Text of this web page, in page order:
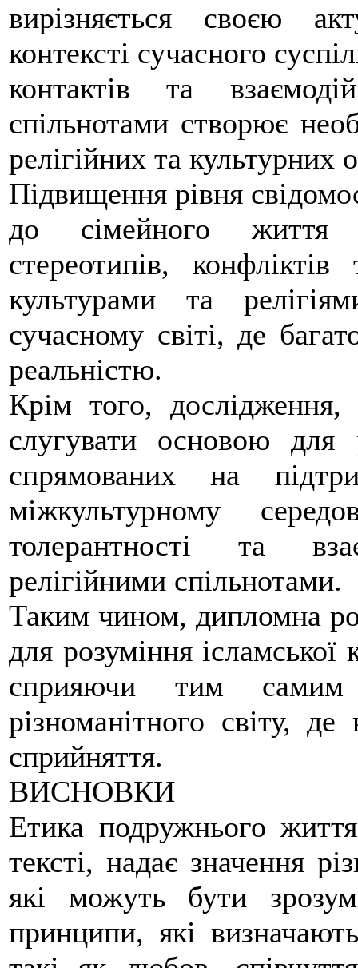
вирізняється своєю
контексті сучасного
контактів та
спільнотами створює
релігійних та культурних
Підвищення рівня
до сімейного
стереотипів,
культурами та
сучасному світі, де
реальністю.
Крім того,
слугувати основою для
спрямованих на
міжкультурному
толерантності та
релігійними спільнотами.
Таким чином, дипломна
для розуміння
сприяючи тим самим
різноманітного світу,
сприйняття.
ВИСНОВКИ
Етика подружнього
тексті, надає значення
які можуть бути
принципи, які